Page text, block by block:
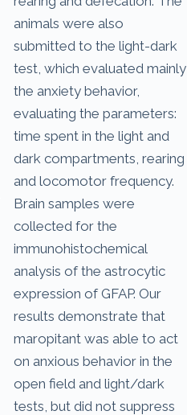
animals were also
submitted to the light-dark
test, which evaluated mainly
the anxiety behavior,
evaluating the parameters:
time spent in the light and
dark compartments, rearing
and locomotor frequency.
Brain samples were
collected for the
immunohistochemical
analysis of the astrocytic
expression of GFAP. Our
results demonstrate that
maropitant was able to act
on anxious behavior in the
open field and light/dark
tests, but did not suppress